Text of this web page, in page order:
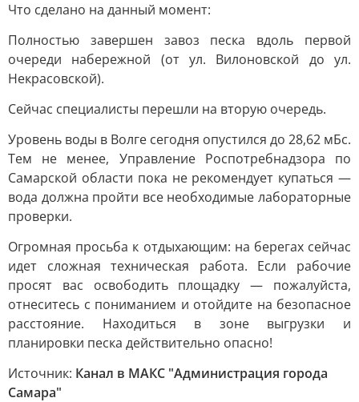
Что сделано на данный момент:
Полностью завершен завоз песка вдоль первой
очереди набережной (от ул. Вилоновской до ул.
Некрасовской).
Сейчас специалисты перешли на вторую очередь.
Уровень воды в Волге сегодня опустился до 28,62 мБс.
Тем не менее, Управление Роспотребнадзора по
Самарской области пока не рекомендует купаться —
вода должна пройти все необходимые лабораторные
проверки.
Огромная просьба к отдыхающим: на берегах сейчас
идет сложная техническая работа. Если рабочие
просят вас освободить площадку — пожалуйста,
отнеситесь с пониманием и отойдите на безопасное
расстояние. Находиться в зоне выгрузки и
планировки песка действительно опасно!
Источник: Канал в МАКС "Администрация города
Самара"